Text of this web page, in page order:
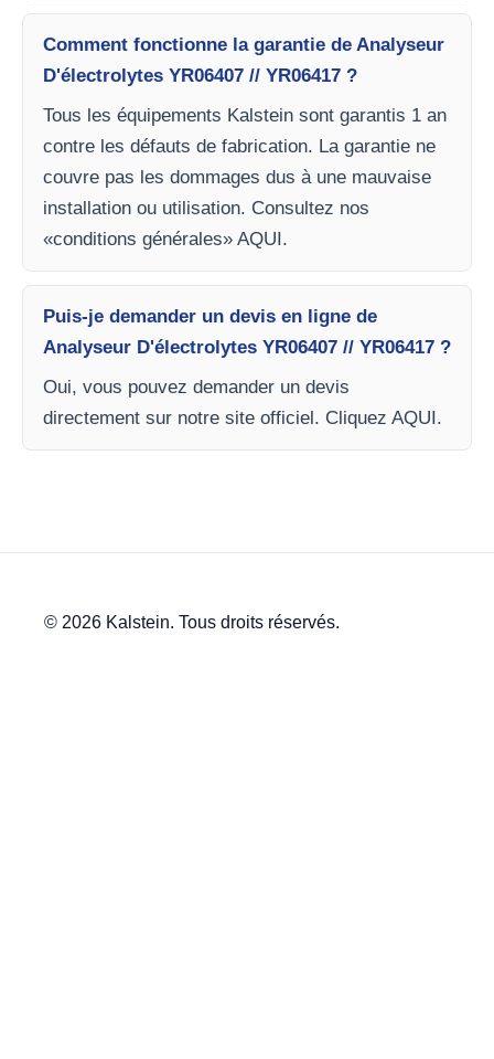
Comment fonctionne la garantie de Analyseur
D'électrolytes YR06407 // YR06417 ?
Tous les équipements Kalstein sont garantis 1 an
contre les défauts de fabrication. La garantie ne
couvre pas les dommages dus à une mauvaise
installation ou utilisation. Consultez nos
«conditions générales» AQUI.
Puis-je demander un devis en ligne de
Analyseur D'électrolytes YR06407 // YR06417 ?
Oui, vous pouvez demander un devis
directement sur notre site officiel. Cliquez AQUI.
© 2026 Kalstein. Tous droits réservés.